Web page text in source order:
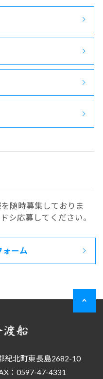
随時募集しておりま
シ応募してください。
ォーム
紀北町東長島2682-10
：0597-47-4331